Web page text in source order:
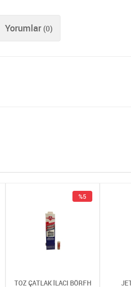
Yorumlar (0)
TOZ ÇATLAK İLACI BÖRFH
%5